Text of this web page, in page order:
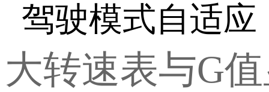
驾驶模式自适
大转速表与G